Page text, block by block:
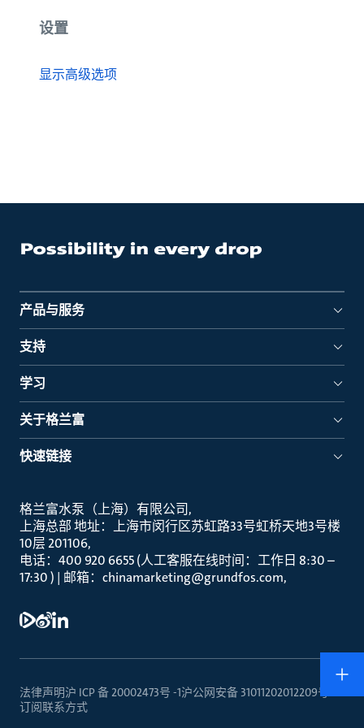
设置
显示高级选项
产品与服务
支持
学习
关于格兰富
快速链接
格兰富水泵（上海）有限公司
上海总部 地址：上海市闵行区苏虹路33号虹桥天地3号楼
10层 201106
电话：400 920 6655 (人工客服在线时间：工作日 8:30 –
17:30 ) | 邮箱：chinamarketing@grundfos.com
法律声明沪 ICP 备 20002473号 -1沪公网安备 31011202012209号
订阅联系方式